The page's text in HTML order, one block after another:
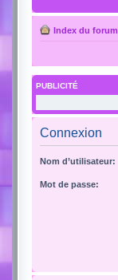
Index du forum
PUBLICITÉ
Connexion
Nom d’utilisateur:
Mot de passe: